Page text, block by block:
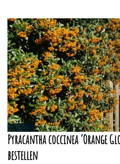
Pyracantha coccinea ‘Orange
bestellen